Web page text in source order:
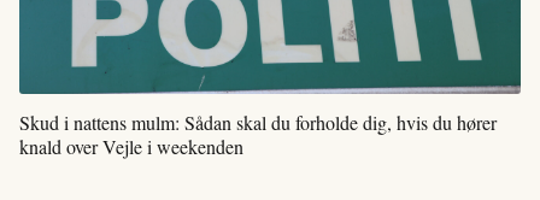
Skud i nattens mulm: Sådan skal du forholde dig, hvis du hører
knald over Vejle i weekenden